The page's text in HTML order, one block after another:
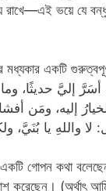
রাখে—এই ভয়ে যে
মধ্যকার একটি
إليه، ومَن
لا واللهِ يا
গোপন কথা
করেছেন। (অর্থাৎ